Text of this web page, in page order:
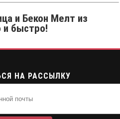
и Бекон Мелт из
и быстро!
НА РАССЫЛКУ